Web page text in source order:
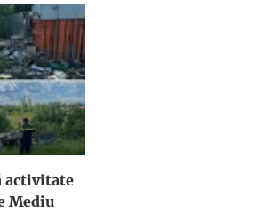
activitate
Mediu